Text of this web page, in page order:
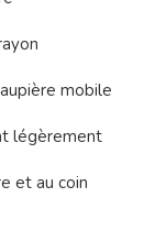
mobile
légèrement
et au coin